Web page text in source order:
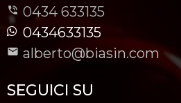
0434 633135
0434633135
alberto@biasin.com
SEGUICI SU